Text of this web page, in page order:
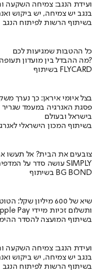
ועידת הנגב: צמיחה השקעה
בנגב יש צמיחה, יש ביקוש
בשיתוף הרשות לפיתוח הנגב
כל ההטבות שמגיעות לכם
מה ההבדל בין מועדון תעופה וכרטיס אשראי?
בשיתוף FLYCARD
בצל איומי איראן: כך נערך
פסגת האנרגיה במעמד שגריר
בישראל ובעולם
בשיתוף המכון הישראלי
צובעים את הבית? אל תעשו
מומחה BG BOND עושה סדר על המדפים ומציג את מותג הצבע SIMPLY
בשיתוף BG BOND
שיא של 600 מיליון שקל: הטוטו עושה מהפיכה
יחסי הימור משופרים, הפקדות ב-Apple Pay ותשלום זכיות מיידי
בשיתוף המועצה להסדר
ועידת הנגב: צמיחה השקעה
בנגב יש צמיחה, יש ביקוש
בשיתוף הרשות לפיתוח הנגב